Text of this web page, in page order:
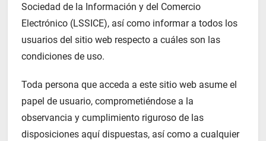
Sociedad de la Información y del Comercio
Electrónico (LSSICE), así como informar a todos los
usuarios del sitio web respecto a cuáles son las
condiciones de uso.
Toda persona que acceda a este sitio web asume el
papel de usuario, comprometiéndose a la
observancia y cumplimiento riguroso de las
disposiciones aquí dispuestas, así como a cualquier